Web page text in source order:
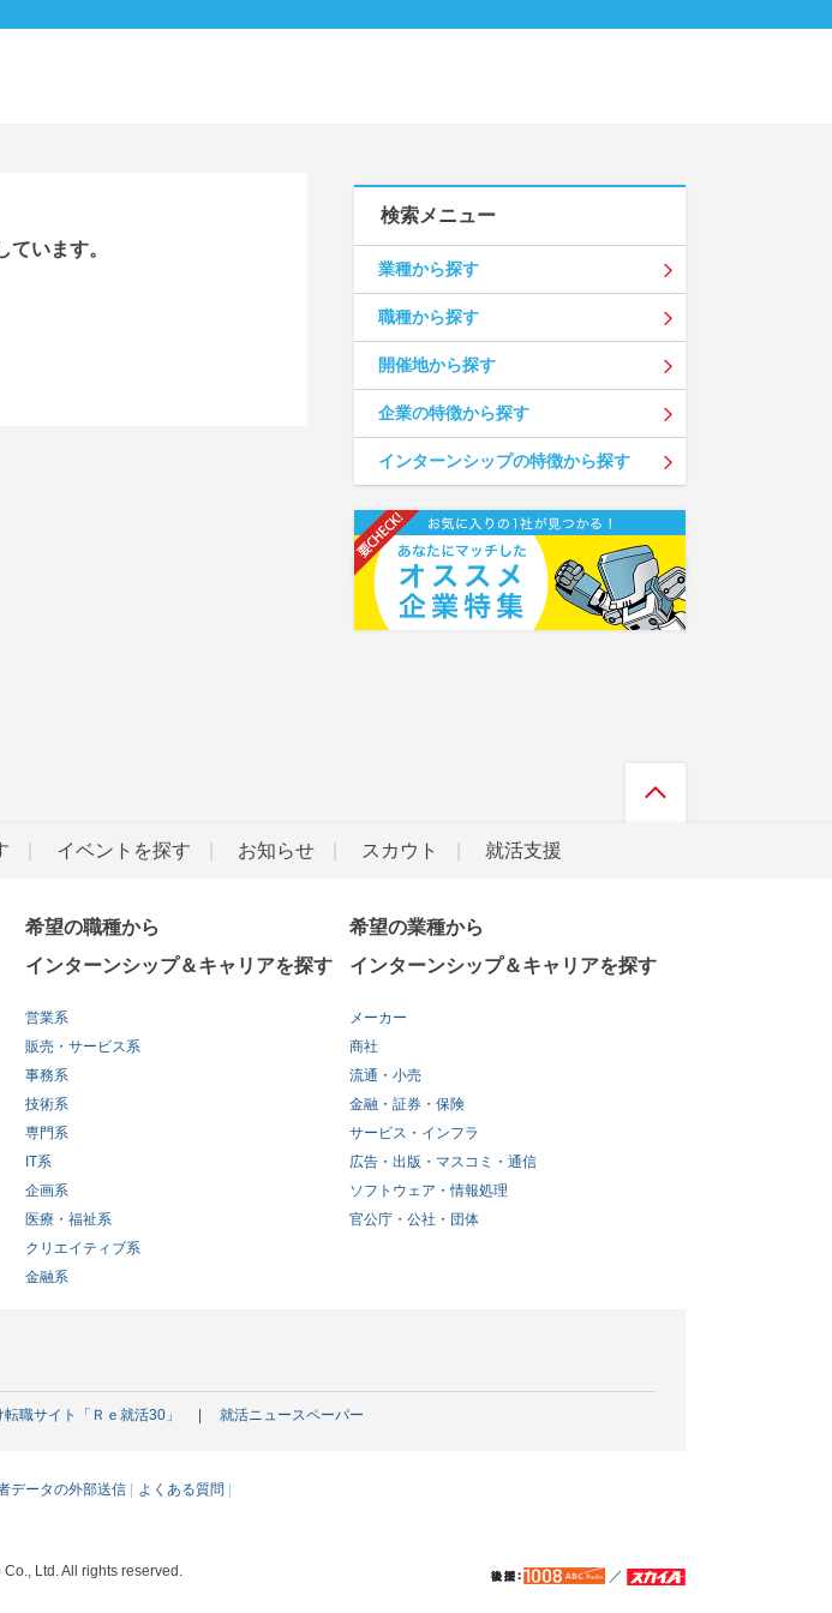
います。
検索メニュー
業種から探す
職種から探す
開催地から探す
企業の特徴から探す
インターンシップの特徴から探す
イベントを探す お知らせ スカウト 就活支援
希望の職種から
インターンシップ＆キャリアを探す
営業系
販売・サービス系
事務系
技術系
専門系
IT系
企画系
医療・福祉系
クリエイティブ系
金融系
希望の業種から
インターンシップ＆キャリアを探す
メーカー
商社
流通・小売
金融・証券・保険
サービス・インフラ
広告・出版・マスコミ・通信
ソフトウェア・情報処理
官公庁・公社・団体
職サイト「Ｒｅ就活30」 就活ニュースペーパー
データの外部送信 よくある質問
Ltd. All rights reserved. ／